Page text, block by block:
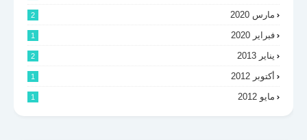
مارس 2020 2
فبراير 2020 1
يناير 2013 2
أكتوبر 2012 1
مايو 2012 1